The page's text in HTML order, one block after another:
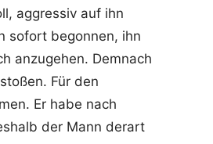
aggressiv auf ihn
sofort begonnen, ihn
anzugehen. Demnach
Für den
Er habe nach
der Mann derart